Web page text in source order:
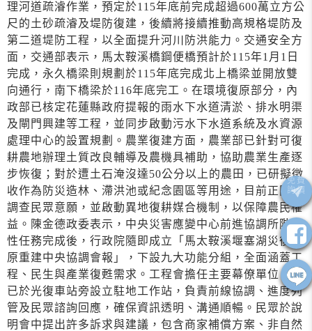
理河道疏濬作業，預定於115年底前完成超過600萬立方公
尺的土砂疏濬及堤防復建，後續將接續推動高規格堤防及
第二道堤防工程，以全面提升河川防洪能力。交通安全方
面，交通部表示，馬太鞍溪橋鋼便橋預計於115年1月1日
完成，永久橋梁則規劃於115年底完成北上橋梁並開放雙
向通行，南下橋梁於116年底完工。在環境復原部分，內
政部已核定花蓮縣政府提報的雨水下水道清淤、排水明渠
及閘門興建等工程，並同步啟動污水下水道系統及水資源
處理中心的設置規劃。農業復建方面，農業部已針對可復
耕農地辦理土質改良輔導及農機具補助，協助農業生產逐
步恢復；對於遭土石淹沒達50公分以上的農田，已研擬徵
收作為防災造林、滯洪池或紀念園區等用途，目前正同步
調查民眾意願，並啟動異地復耕媒合機制，以保障農民權
益。陳金德政委表示，中央災害應變中心前進協調所階段
性任務完成後，行政院隨即成立「馬太鞍溪堰塞湖災後復
原重建中央協調會報」，下設九大功能分組，全面涵蓋工
程、民生與產業復甦需求。工程會擔任主要幕僚單位，並
已於光復車站旁設立駐地工作站，負責前線協調、進度列
管及民眾諮詢回應，確保資訊透明、溝通順暢。民眾於說
明會中提出許多訴求與建議，包含商家補償方案、非自然